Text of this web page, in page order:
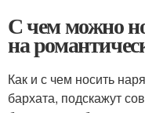
С чем можно
на
Как и с чем носить
бархата, подскажут